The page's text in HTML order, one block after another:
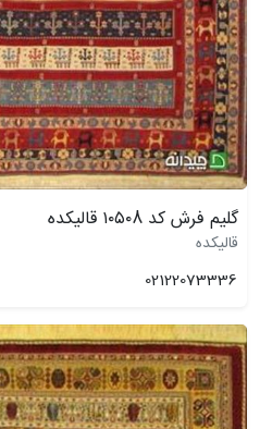
گلیم فرش کد ۱۰۵۰8 قالیکده
قالیکده
02122073336